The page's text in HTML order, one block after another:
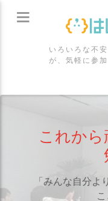
いろいろな不
が、気軽に参
これか
「みんな自分